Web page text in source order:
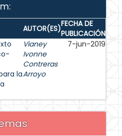
AUTOR(ES)FECHA DE
PUBLICACIÓN
la
Vianey
Ivonne
Contreras
Arroyo
7-jun-2019